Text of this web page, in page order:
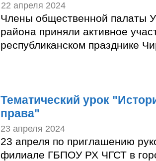
22 апреля 2024
Члены общественной палаты
района приняли активное
республиканском празднике
Тематический урок
права"
23 апреля 2024
23 апреля по приглашению
филиале ГБПОУ РХ ЧГСТ в